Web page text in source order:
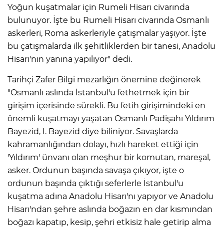
Yoğun kuşatmalar için Rumeli Hisarı civarında
bulunuyor. İşte bu Rumeli Hisarı civarında Osmanlı
askerleri, Roma askerleriyle çatışmalar yaşıyor. İşte
bu çatışmalarda ilk şehitliklerden bir tanesi, Anadolu
Hisarı'nın yanına yapılıyor" dedi.
Tarihçi Zafer Bilgi mezarlığın önemine değinerek
"Osmanlı aslında İstanbul'u fethetmek için bir
girişim içerisinde sürekli. Bu fetih girişimindeki en
önemli kuşatmayı yaşatan Osmanlı Padişahı Yıldırım
Bayezid, I. Bayezid diye biliniyor. Savaşlarda
kahramanlığından dolayı, hızlı hareket ettiği için
'Yıldırım' ünvanı olan meşhur bir komutan, mareşal,
asker. Ordunun başında savaşa çıkıyor, işte o
ordunun başında çıktığı seferlerle İstanbul'u
kuşatma adına Anadolu Hisarı'nı yapıyor ve Anadolu
Hisarı'ndan şehre aslında boğazın en dar kısmından
boğazı kapatıp, kesip, şehri etkisiz hale getirip alma